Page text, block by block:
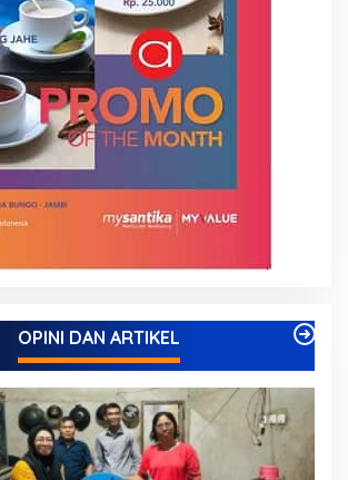
OPINI DAN ARTIKEL